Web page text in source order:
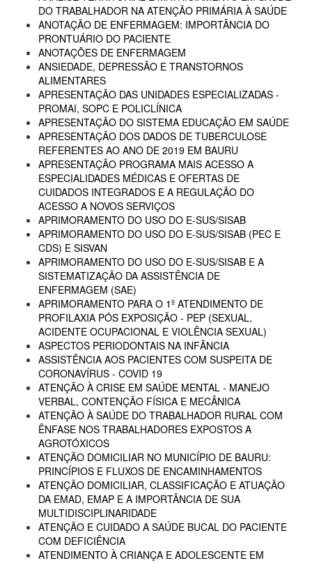
DO TRABALHADOR NA ATENÇÃO PRIMÁRIA À SAÚDE
ANOTAÇÃO DE ENFERMAGEM: IMPORTÂNCIA DO
PRONTUÁRIO DO PACIENTE
ANOTAÇÕES DE ENFERMAGEM
ANSIEDADE, DEPRESSÃO E TRANSTORNOS
ALIMENTARES
APRESENTAÇÃO DAS UNIDADES ESPECIALIZADAS -
PROMAI, SOPC E POLICLÍNICA
APRESENTAÇÃO DO SISTEMA EDUCAÇÃO EM SAÚDE
APRESENTAÇÃO DOS DADOS DE TUBERCULOSE
REFERENTES AO ANO DE 2019 EM BAURU
APRESENTAÇÃO PROGRAMA MAIS ACESSO A
ESPECIALIDADES MÉDICAS E OFERTAS DE
CUIDADOS INTEGRADOS E A REGULAÇÃO DO
ACESSO A NOVOS SERVIÇOS
APRIMORAMENTO DO USO DO E-SUS/SISAB
APRIMORAMENTO DO USO DO E-SUS/SISAB (PEC E
CDS) E SISVAN
APRIMORAMENTO DO USO DO E-SUS/SISAB E A
SISTEMATIZAÇÃO DA ASSISTÊNCIA DE
ENFERMAGEM (SAE)
APRIMORAMENTO PARA O 1º ATENDIMENTO DE
PROFILAXIA PÓS EXPOSIÇÃO - PEP (SEXUAL,
ACIDENTE OCUPACIONAL E VIOLÊNCIA SEXUAL)
ASPECTOS PERIODONTAIS NA INFÂNCIA
ASSISTÊNCIA AOS PACIENTES COM SUSPEITA DE
CORONAVÍRUS - COVID 19
ATENÇÃO À CRISE EM SAÚDE MENTAL - MANEJO
VERBAL, CONTENÇÃO FÍSICA E MECÂNICA
ATENÇÃO À SAÚDE DO TRABALHADOR RURAL COM
ÊNFASE NOS TRABALHADORES EXPOSTOS A
AGROTÓXICOS
ATENÇÃO DOMICILIAR NO MUNICÍPIO DE BAURU:
PRINCÍPIOS E FLUXOS DE ENCAMINHAMENTOS
ATENÇÃO DOMICILIAR, CLASSIFICAÇÃO E ATUAÇÃO
DA EMAD, EMAP E A IMPORTÂNCIA DE SUA
MULTIDISCIPLINARIDADE
ATENÇÃO E CUIDADO A SAÚDE BUCAL DO PACIENTE
COM DEFICIÊNCIA
ATENDIMENTO À CRIANÇA E ADOLESCENTE EM